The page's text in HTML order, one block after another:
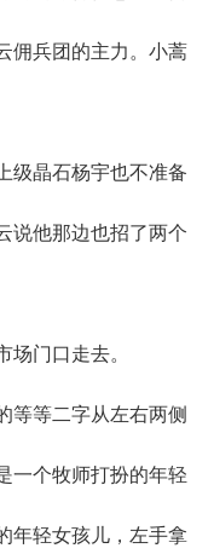
佣兵团的主力。小蒿
晶石杨宇也不准备
说他那边也招了两个
门口走去。
等二字从左右两侧
一个牧师打扮的年轻
年轻女孩儿，左手拿